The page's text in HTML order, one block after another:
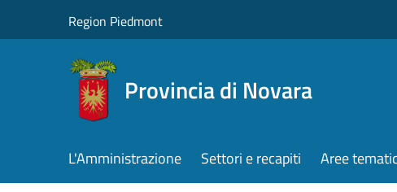
Region Piedmont
Provincia di Novara
L'Amministrazione Settori e recapiti Aree